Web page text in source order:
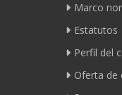
Marco
Estatutos
Perfil del
Oferta de